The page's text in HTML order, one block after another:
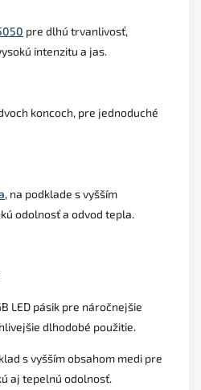
pre dlhú trvanlivosť,
intenzitu a jas.
koncoch, pre jednoduché
, na podklade s vyšším
odolnosť a odvod tepla.
LED pásik pre náročnejšie
dlhodobé použitie.
s vyšším obsahom medi pre
aj tepelnú odolnosť.